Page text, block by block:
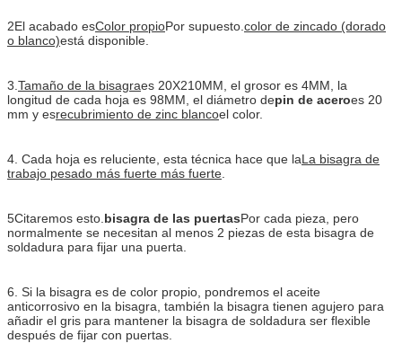
2El acabado esColor propioPor supuesto. color de zincado (dorado
o blanco)está disponible.
3. Tamaño de la bisagraes 20X210MM, el grosor es 4MM, la
longitud de cada hoja es 98MM, el diámetro depin de aceroes 20
mm y esrecubrimiento de zinc blancoel color.
4. Cada hoja es reluciente, esta técnica hace que laLa bisagra de
trabajo pesado más fuerte más fuerte
5Citaremos esto. bisagra de las puertasPor cada pieza, pero
normalmente se necesitan al menos 2 piezas de esta bisagra de
soldadura para fijar una puerta.
6. Si la bisagra es de color propio, pondremos el aceite
anticorrosivo en la bisagra, también la bisagra tienen agujero para
añadir el gris para mantener la bisagra de soldadura ser flexible
después de fijar con puertas.